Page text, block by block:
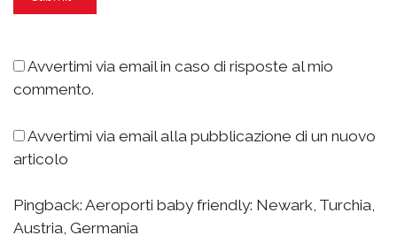
Avvertimi via email in caso di risposte al mio
commento.
Avvertimi via email alla pubblicazione di un nuovo
articolo
Pingback: Aeroporti baby friendly: Newark, Turchia,
Austria, Germania